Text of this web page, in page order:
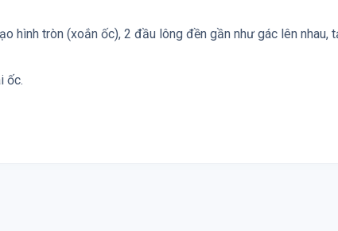
hình tròn (xoắn ốc), 2 đầu lông đền gần như gác lên nhau,
ốc.